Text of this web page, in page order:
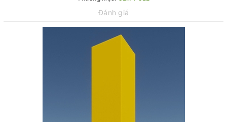
Đánh giá